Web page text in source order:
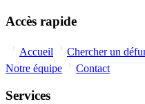
Accès rapide
Accueil Chercher un
Notre équipe
Contact
Services